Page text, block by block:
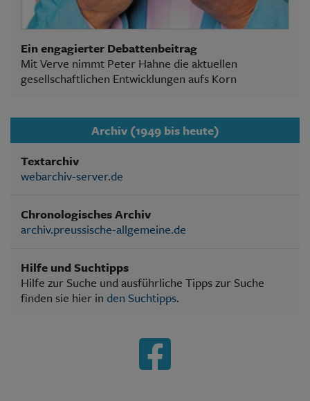
Ein engagierter Debattenbeitrag
Mit Verve nimmt Peter Hahne die aktuellen
gesellschaftlichen Entwicklungen aufs Korn
Archiv (1949 bis heute)
Textarchiv
webarchiv-server.de
Chronologisches Archiv
archiv.preussische-allgemeine.de
Hilfe und Suchtipps
Hilfe zur Suche und ausführliche Tipps zur Suche
finden sie hier in den Suchtipps.